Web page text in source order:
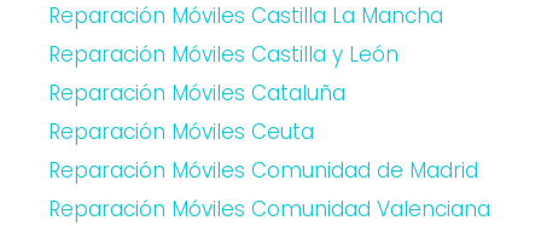
Reparación Móviles Castilla La Mancha
Reparación Móviles Castilla y León
Reparación Móviles Cataluña
Reparación Móviles Ceuta
Reparación Móviles Comunidad de Madrid
Reparación Móviles Comunidad Valenciana